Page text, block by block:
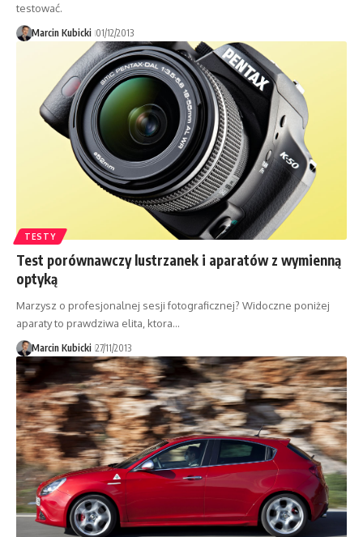
testować.
Marcin Kubicki 01/12/2013
TESTY
Test porównawczy lustrzanek i aparatów z wymienną
optyką
Marzysz o profesjonalnej sesji fotograficznej? Widoczne poniżej
aparaty to prawdziwa elita, ktora…
Marcin Kubicki 27/11/2013